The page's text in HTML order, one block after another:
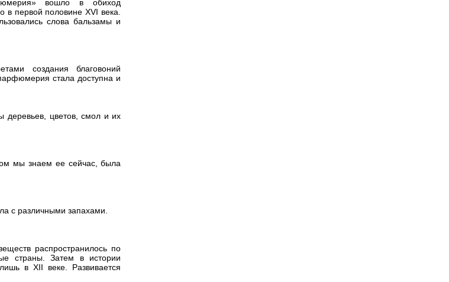
вошло в обиход
в первой половине XVI века.
слова бальзамы и
создания благовоний
стала доступна и
деревьев, цветов, смол и их
мы знаем ее сейчас, была
с различными запахами.
распространилось по
страны. Затем в истории
в XII веке. Развивается